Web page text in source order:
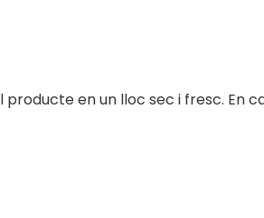
en un lloc sec i fresc. En